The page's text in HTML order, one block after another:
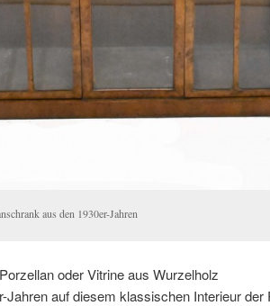
aus den 1930er-Jahren
oder Vitrine aus Wurzelholz
Jahren auf diesem klassischen Interieur der